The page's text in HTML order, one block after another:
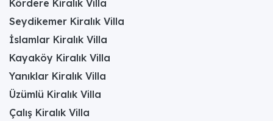
Kördere Kiralık Villa
Seydikemer Kiralık Villa
İslamlar Kiralık Villa
Kayaköy Kiralık Villa
Yanıklar Kiralık Villa
Üzümlü Kiralık Villa
Çalış Kiralık Villa